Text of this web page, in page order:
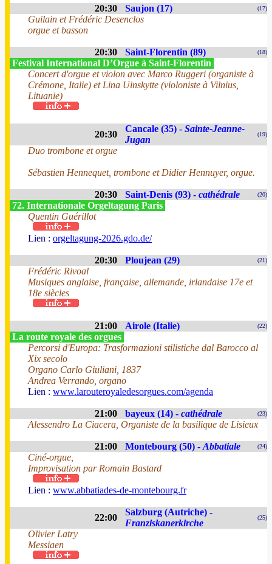
20:30 Saujon (17) (17)
Guilain et Frédéric Desenclos
orgue et basson
20:30 Saint-Florentin (89) (18)
Festival International D’Orgue à Saint-Florentin
Concert d'orgue et violon avec Marco Ruggeri (organiste à
Crémone, Italie) et Lina Uinskytte (violoniste à Vilnius,
Lituanie)
20:30
Cancale (35) - Sainte-Jeanne-
Jugan
(19)
Duo trombone et orgue
Sébastien Hennequet, trombone et Didier Hennuyer, orgue.
20:30 Saint-Denis (93) - cathédrale (20)
72. Internationale Orgeltagung Paris
Quentin Guérillot
Lien : orgeltagung-2026.gdo.de/
20:30 Ploujean (29) (21)
Frédéric Rivoal
Musiques anglaise, française, allemande, irlandaise 17e et
18e siècles
21:00 Airole (Italie) (22)
La route royale des orgues
Percorsi d'Europa: Trasformazioni stilistiche dal Barocco al
Xix secolo
Organo Carlo Giuliani, 1837
Andrea Verrando, organo
Lien : www.larouteroyaledesorgues.com/agenda
21:00 bayeux (14) - cathédrale (23)
Alessendro La Ciacera, Organiste de la basilique de Lisieux
21:00 Montebourg (50) - Abbatiale (24)
Ciné-orgue,
Improvisation par Romain Bastard
Lien : www.abbatiades-de-montebourg.fr
22:00
Salzburg (Autriche) -
Franziskanerkirche
(25)
Olivier Latry
Messiaen